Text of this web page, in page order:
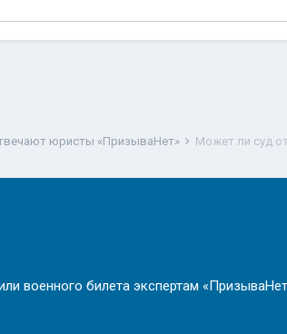
юристы «ПризываНет»
военного билета экспертам